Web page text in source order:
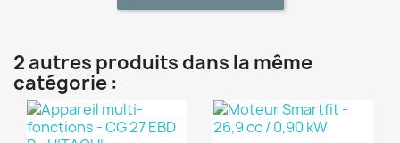
2 autres produits dans la même
catégorie :